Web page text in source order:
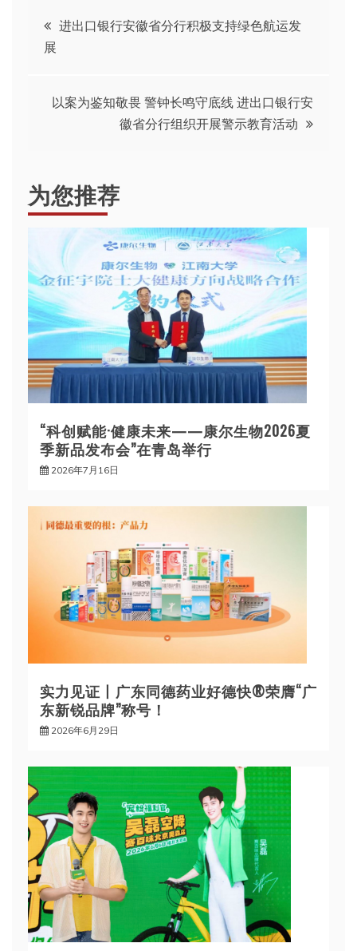
文
章
导
进出口银行安徽省分行积极支持绿色航运发
展
以案为鉴知敬畏 警钟长鸣守底线 进出口银行安
徽省分行组织开展警示教育活动
为您推荐
“科创赋能·健康未来——康尔生物2026夏
季新品发布会”在青岛举行
2026年7月16日
实力见证丨广东同德药业好德快®荣膺“广
东新锐品牌”称号！
2026年6月29日